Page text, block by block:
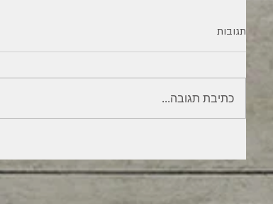
תגובות
כתיבת תגובה...